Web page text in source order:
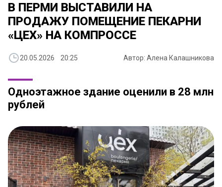
В ПЕРМИ ВЫСТАВИЛИ НА
ПРОДАЖУ ПОМЕЩЕНИЕ ПЕКАРНИ
«ЦЕХ» НА КОМПРОССЕ
20.05.2026 20:25 Автор: Алена Калашникова
Одноэтажное здание оценили в 28 млн
рублей